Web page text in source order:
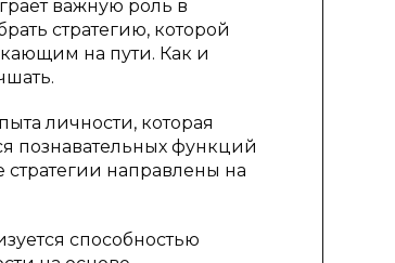
важную роль в
стратегию, которой
на пути. Как и
личности, которая
познавательных функций
направлены на
способностью